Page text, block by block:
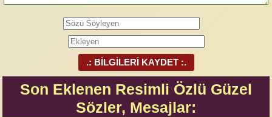
.: BİLGİLERİ KAYDET :.
Son Eklenen Resimli Özlü Güzel
Sözler, Mesajlar: